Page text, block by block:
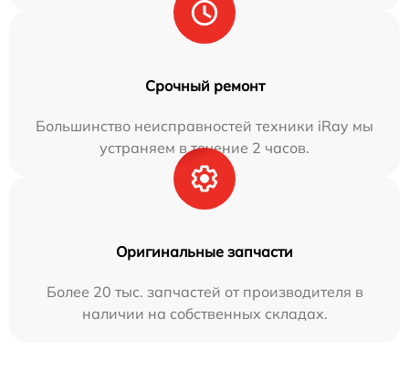
Срочный ремонт
Большинство неисправностей техники iRay мы
устраняем в течение 2 часов.
Оригинальные запчасти
Более 20 тыс. запчастей от производителя в
наличии на собственных складах.